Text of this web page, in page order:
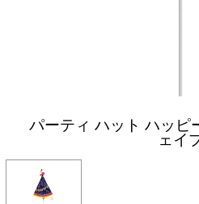
パーティ ハット ハッピ
ェイ